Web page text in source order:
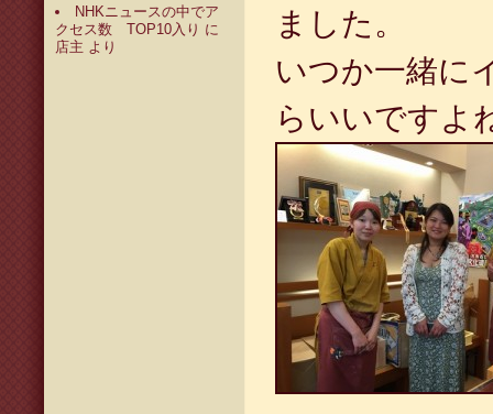
NHKニュースの中でア
クセス数 TOP10入り に
店主 より
ました。
いつか一緒に
らいいですよ